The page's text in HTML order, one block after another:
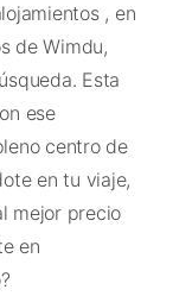
, en
de Wimdu,
Esta
ese
centro de
en tu viaje,
mejor precio
en